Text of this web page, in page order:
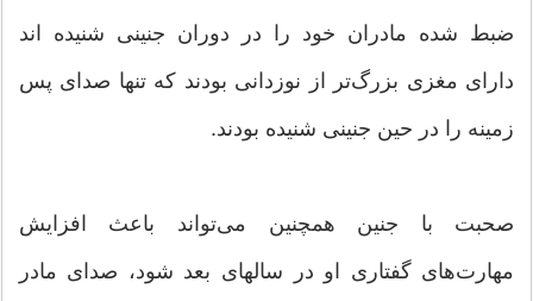
ضبط شده مادران خود را در دوران جنینی شنیده اند
دارای مغزی بزرگ‌تر از نوزدانی بودند که تنها صدای پس
زمینه را در حین جنینی شنیده بودند.
صحبت‌ با جنین همچنین می‌تواند باعث افزایش
مهارت‌های گفتاری او در سالهای بعد شود، صدای مادر